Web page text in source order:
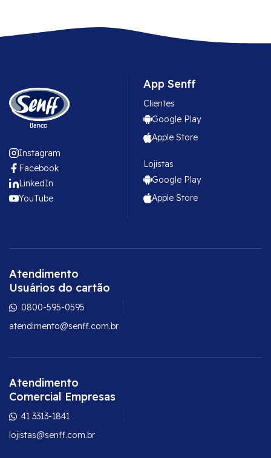
App Senff
Clientes
Google Play
Apple Store
Lojistas
Google Play
Apple Store
Instagram
Facebook
LinkedIn
YouTube
Atendimento
Usuários do cartão
0800-595-0595
atendimento@senff.com.br
Atendimento
Comercial Empresas
41 3313-1841
lojistas@senff.com.br